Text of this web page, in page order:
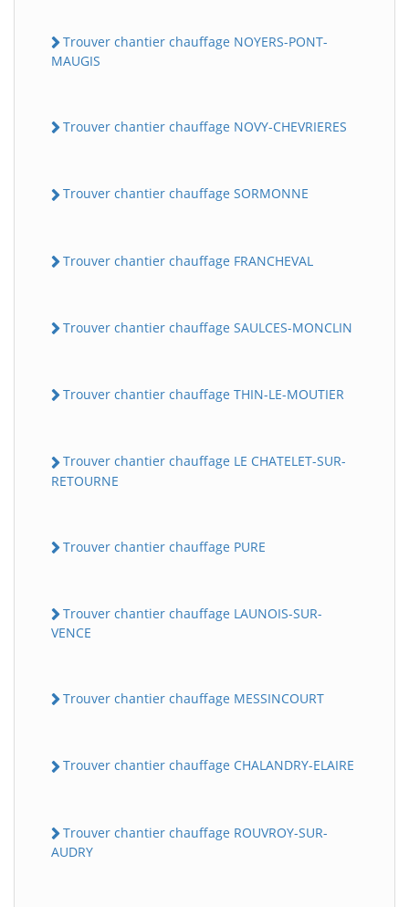
Trouver chantier chauffage NOYERS-PONT-
MAUGIS
Trouver chantier chauffage NOVY-CHEVRIERES
Trouver chantier chauffage SORMONNE
Trouver chantier chauffage FRANCHEVAL
Trouver chantier chauffage SAULCES-MONCLIN
Trouver chantier chauffage THIN-LE-MOUTIER
Trouver chantier chauffage LE CHATELET-SUR-
RETOURNE
Trouver chantier chauffage PURE
Trouver chantier chauffage LAUNOIS-SUR-
VENCE
Trouver chantier chauffage MESSINCOURT
Trouver chantier chauffage CHALANDRY-ELAIRE
Trouver chantier chauffage ROUVROY-SUR-
AUDRY